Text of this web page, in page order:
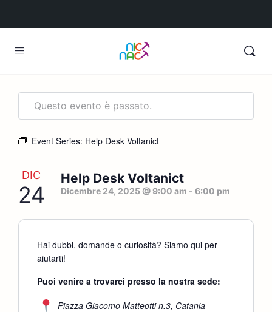
Questo evento è passato.
Event Series: Help Desk Voltanict
DIC
24
Help Desk Voltanict
Dicembre 24, 2025 @ 9:00 am - 6:00 pm
Hai dubbi, domande o curiosità? Siamo qui per
aiutarti!
Puoi venire a trovarci presso la nostra sede:
Piazza Giacomo Matteotti n.3, Catania